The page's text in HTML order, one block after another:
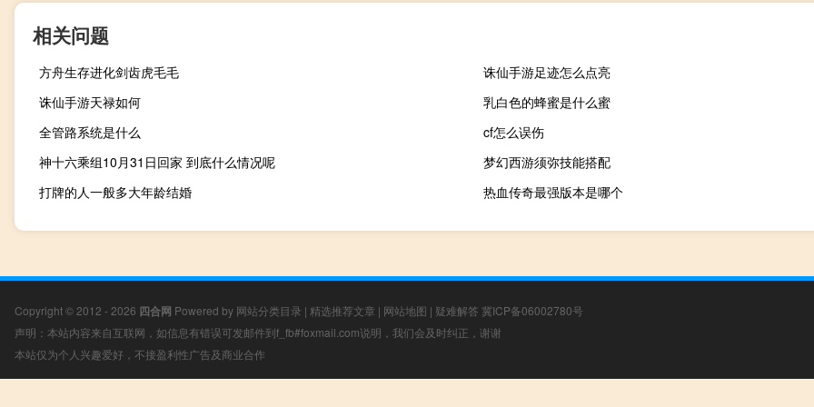
相关问题
方舟生存进化剑齿虎毛毛
诛仙手游足迹怎么点亮
诛仙手游天禄如何
乳白色的蜂蜜是什么蜜
全管路系统是什么
cf怎么误伤
神十六乘组10月31日回家 到底什么情况呢
梦幻西游须弥技能搭配
打牌的人一般多大年龄结婚
热血传奇最强版本是哪个
Copyright © 2012 - 2026 四合网 Powered by 网站分类目录 | 精选推荐文章 | 网站地图 | 疑难解答 冀ICP备06002780号
声明：本站内容来自互联网，如信息有错误可发邮件到f_fb#foxmail.com说明，我们会及时纠正，谢谢
本站仅为个人兴趣爱好，不接盈利性广告及商业合作